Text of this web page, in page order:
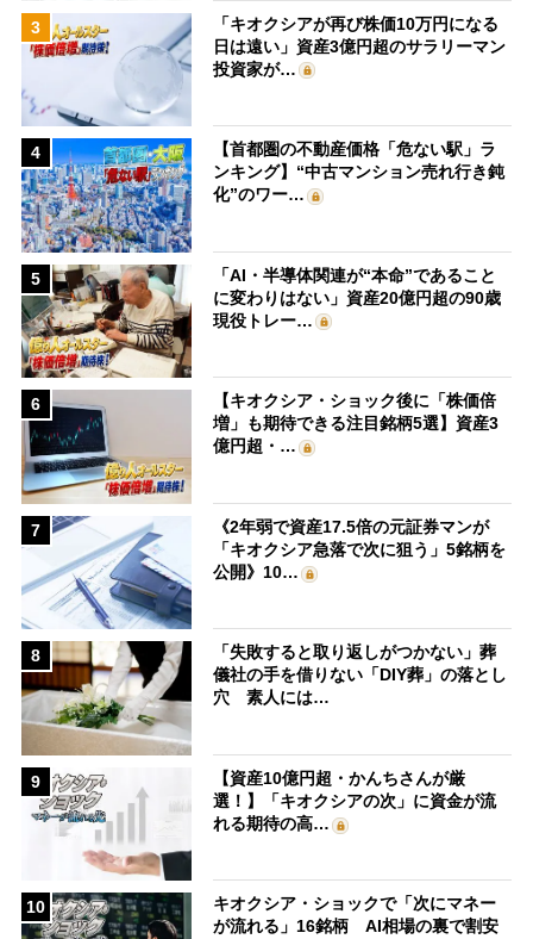
3
「キオクシアが再び株価10万円になる
日は遠い」資産3億円超のサラリーマン
投資家が…
4
【首都圏の不動産価格「危ない駅」ラ
ンキング】“中古マンション売れ行き鈍
化”のワー…
5
「AI・半導体関連が“本命”であること
に変わりはない」資産20億円超の90歳
現役トレー…
6
【キオクシア・ショック後に「株価倍
増」も期待できる注目銘柄5選】資産3
億円超・…
7
《2年弱で資産17.5倍の元証券マンが
「キオクシア急落で次に狙う」5銘柄を
公開》10…
8
「失敗すると取り返しがつかない」葬
儀社の手を借りない「DIY葬」の落とし
穴 素人には…
9
【資産10億円超・かんちさんが厳
選！】「キオクシアの次」に資金が流
れる期待の高…
10
キオクシア・ショックで「次にマネー
が流れる」16銘柄 AI相場の裏で割安